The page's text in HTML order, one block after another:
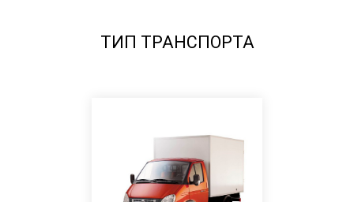
ТИП ТРАНСПОРТА